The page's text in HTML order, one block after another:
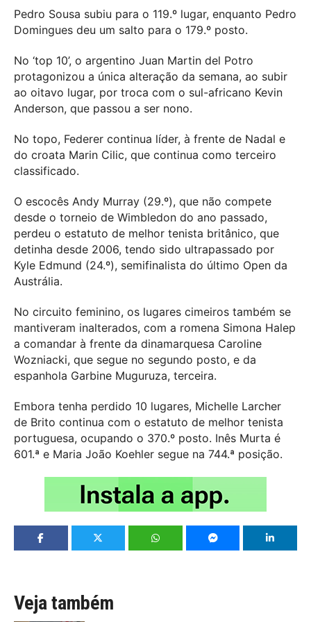
Pedro Sousa subiu para o 119.º lugar, enquanto Pedro
Domingues deu um salto para o 179.º posto.
No ‘top 10’, o argentino Juan Martin del Potro
protagonizou a única alteração da semana, ao subir
ao oitavo lugar, por troca com o sul-africano Kevin
Anderson, que passou a ser nono.
No topo, Federer continua líder, à frente de Nadal e
do croata Marin Cilic, que continua como terceiro
classificado.
O escocês Andy Murray (29.º), que não compete
desde o torneio de Wimbledon do ano passado,
perdeu o estatuto de melhor tenista britânico, que
detinha desde 2006, tendo sido ultrapassado por
Kyle Edmund (24.º), semifinalista do último Open da
Austrália.
No circuito feminino, os lugares cimeiros também se
mantiveram inalterados, com a romena Simona Halep
a comandar à frente da dinamarquesa Caroline
Wozniacki, que segue no segundo posto, e da
espanhola Garbine Muguruza, terceira.
Embora tenha perdido 10 lugares, Michelle Larcher
de Brito continua com o estatuto de melhor tenista
portuguesa, ocupando o 370.º posto. Inês Murta é
601.ª e Maria João Koehler segue na 744.ª posição.
Veja também